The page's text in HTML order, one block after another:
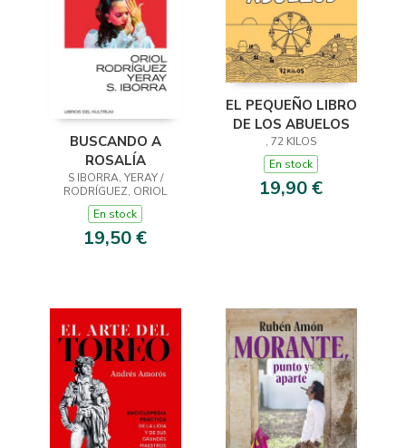
BUSCANDO A
ROSALÍA
S IBORRA, YERAY /
RODRÍGUEZ, ORIOL
En stock
19,50 €
EL PEQUEÑO LIBRO
DE LOS ABUELOS
, 72 KILOS
En stock
19,90 €